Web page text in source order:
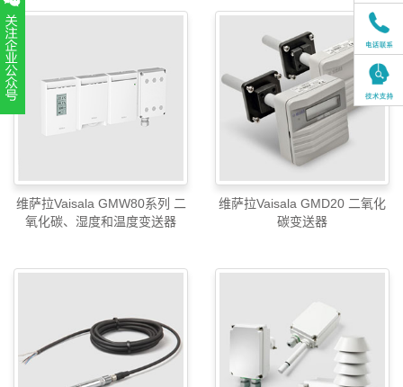
维萨拉Vaisala GMW80系列 二
氧化碳、湿度和温度变送器
维萨拉Vaisala GMD20 二氧化
碳变送器
扫一扫，关注官方账号